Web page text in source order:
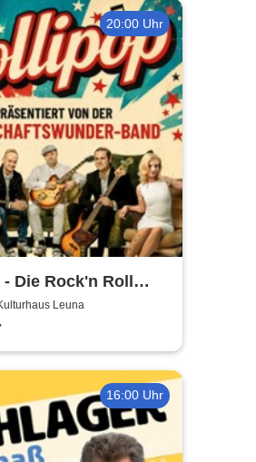
20:00 Uhr
Die Rock'n Roll
von der
Band
Leuna
16:00 Uhr